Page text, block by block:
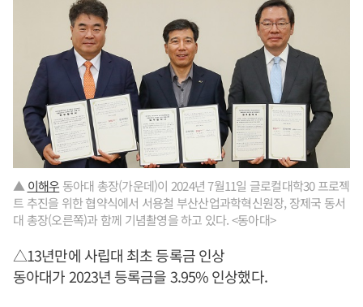
▲ 이해우 동아대 총장(가운데)이 2024년 7월11일 글로컬대학30 프로젝
트 추진을 위한 협약식에서 서용철 부산산업과학혁신원장, 장제국 동서
대 총장(오른쪽)과 함께 기념촬영을 하고 있다. <동아대>
△13년만에 사립대 최초 등록금 인상
동아대가 2023년 등록금을 3.95% 인상했다.